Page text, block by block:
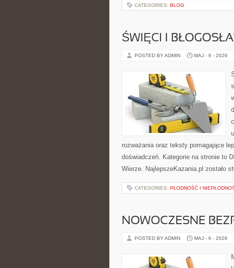
CATEGORIES: BLOG
ŚWIĘCI I
POSTED BY ADMIN MAJ - 6 - 2026
rozważania oraz teksty pomagające
doświadczeń. Kategorie na stronie to
Wierze. NajlepszeKazania.pl zostało
CATEGORIES: PŁODNOŚĆ I
NOWOCZESNE
POSTED BY ADMIN MAJ - 6 - 2026